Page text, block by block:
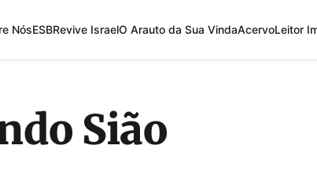
NósESBRevive IsraelO Arauto da Sua VindaAcervoLeitor
Sião